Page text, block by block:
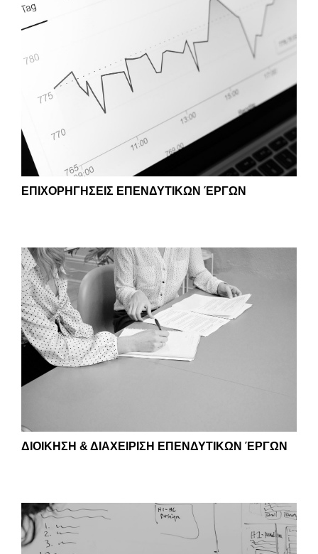
ΕΠΙΧΟΡΗΓΗΣΕΙΣ ΕΠΕΝΔΥΤΙΚΩΝ ΈΡΓΩΝ
ΔΙΟΙΚΗΣΗ & ΔΙΑΧΕΙΡΙΣΗ ΕΠΕΝΔΥΤΙΚΩΝ ΈΡΓΩΝ